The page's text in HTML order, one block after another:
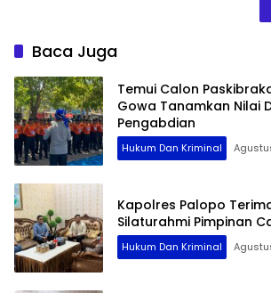
Baca Juga
Temui Calon
Gowa Tanamkan Nilai
Pengabdian
Hukum Dan Kriminal
Kapolres Palopo
Silaturahmi Pimpinan
Hukum Dan Kriminal